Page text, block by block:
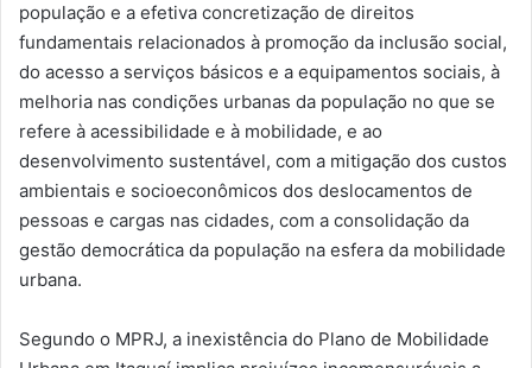
população e a efetiva concretização de direitos
fundamentais relacionados à promoção da inclusão social,
do acesso a serviços básicos e a equipamentos sociais, à
melhoria nas condições urbanas da população no que se
refere à acessibilidade e à mobilidade, e ao
desenvolvimento sustentável, com a mitigação dos custos
ambientais e socioeconômicos dos deslocamentos de
pessoas e cargas nas cidades, com a consolidação da
gestão democrática da população na esfera da mobilidade
urbana.
Segundo o MPRJ, a inexistência do Plano de Mobilidade